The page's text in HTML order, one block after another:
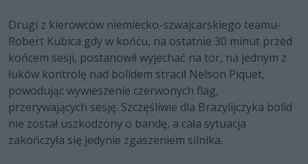
Drugi z kierowców niemiecko-szwajcarskiego teamu-
Robert Kubica gdy w końcu, na ostatnie 30 minut przed
końcem sesji, postanowił wyjechać na tor, na jednym z
łuków kontrolę nad bolidem stracił Nelson Piquet,
powodując wywieszenie czerwonych flag,
przerywających sesję. Szczęśliwie dla Brazylijczyka bolid
nie został uszkodzony o bandę, a cała sytuacja
zakończyła się jedynie zgaszeniem silnika.